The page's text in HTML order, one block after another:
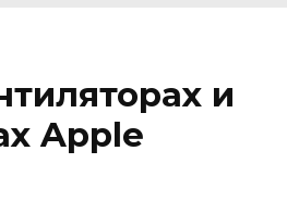
и
Apple